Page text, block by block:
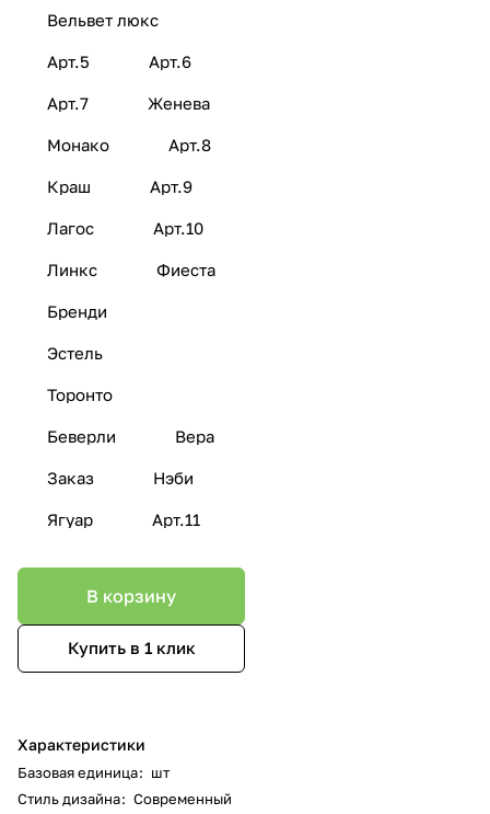
Вельвет люкс
Арт.5 Арт.6
Арт.7 Женева
Монако Арт.8
Краш Арт.9
Лагос Арт.10
Линкс Фиеста
Бренди
Эстель
Торонто
Беверли Вера
Заказ Нэби
Ягуар Арт.11
В корзину
Купить в 1 клик
Характеристики
Базовая единица: шт
Стиль дизайна: Современный